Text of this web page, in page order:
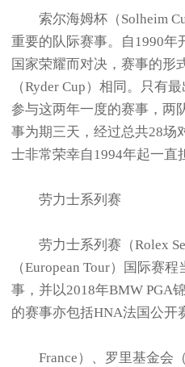
索尔海姆杯（Solheim
重要的队际赛事。自1990年
国家荣耀而对决，赛事的形
（Ryder Cup）相同。只有
参与这两年一度的赛事，两
事为期三天，经过总共28场
士非常荣幸自1994年起一直
劳力士系列赛
劳力士系列赛（Rolex
（European Tour）国际赛
事，并以2018年BMW PGA
的赛事亦包括HNA法国公开
France）、罗里基金会（